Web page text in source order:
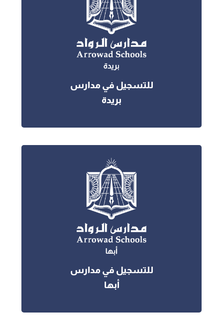
للتسجيل في مدارس
بريدة
للتسجيل في مدارس
أبها